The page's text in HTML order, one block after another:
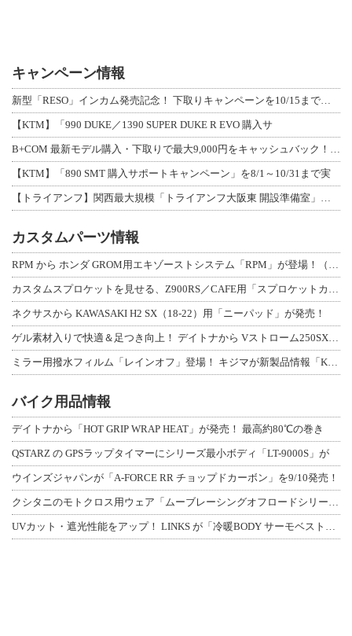
キャンペーン情報
【KTM】「990 DUKE／1390 SUPER DUKE R EVO 購入サ
【KTM】「890 SMT 購入サポートキャンペーン」を8/1～10/31まで実
カスタムパーツ情報
ネクサスから KAWASAKI H2 SX（18-22）用「ニーパッド」が発売！
バイク用品情報
デイトナから「HOT GRIP WRAP HEAT」が発売！ 最高約80℃の巻き
QSTARZ の GPSラップタイマーにシリーズ最小ボディ「LT-9000S」が
ウインズジャパンが「A-FORCE RR チョップドカーボン」を9/10発売！